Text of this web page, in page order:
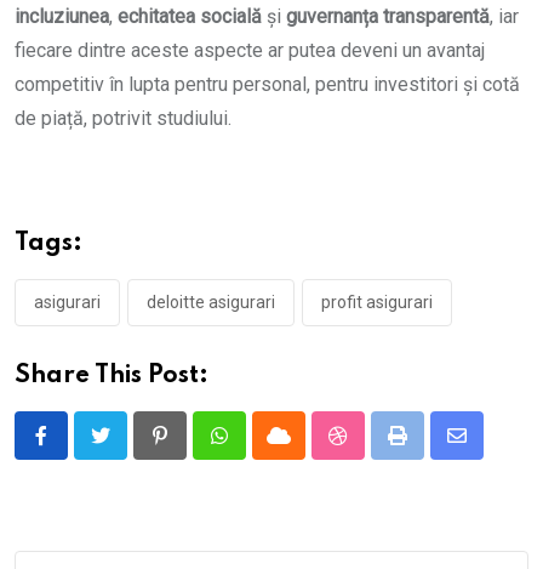
incluziunea, echitatea socială și guvernanța transparentă, iar
fiecare dintre aceste aspecte ar putea deveni un avantaj
competitiv în lupta pentru personal, pentru investitori și cotă
de piață, potrivit studiului.
Tags:
asigurari deloitte asigurari profit asigurari
Share This Post:
PinterestWhatsappCloud StumbleUpon
Print
Share